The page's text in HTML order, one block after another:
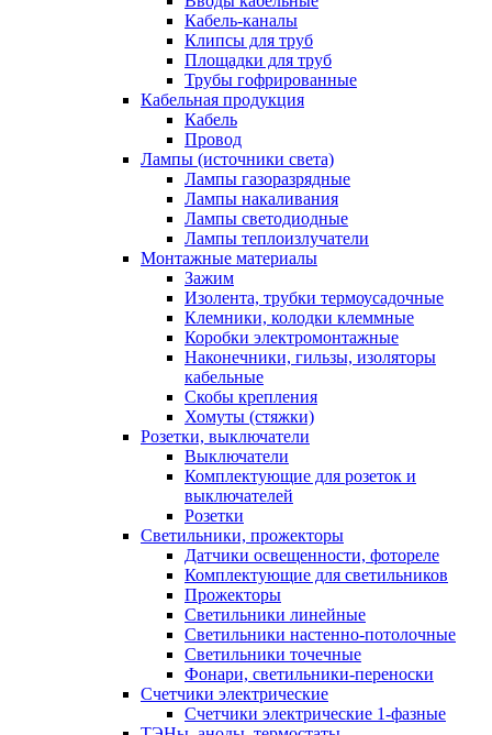
Кабель-каналы
Клипсы для труб
Площадки для труб
Трубы гофрированные
Кабельная продукция
Кабель
Провод
Лампы (источники света)
Лампы газоразрядные
Лампы накаливания
Лампы светодиодные
Лампы теплоизлучатели
Монтажные материалы
Зажим
Изолента, трубки термоусадочные
Клемники, колодки клеммные
Коробки электромонтажные
Наконечники, гильзы, изоляторы
кабельные
Скобы крепления
Хомуты (стяжки)
Розетки, выключатели
Выключатели
Комплектующие для розеток и
выключателей
Розетки
Светильники, прожекторы
Датчики освещенности, фотореле
Комплектующие для светильников
Прожекторы
Светильники линейные
Светильники настенно-потолочные
Светильники точечные
Фонари, светильники-переноски
Счетчики электрические
Счетчики электрические 1-фазные